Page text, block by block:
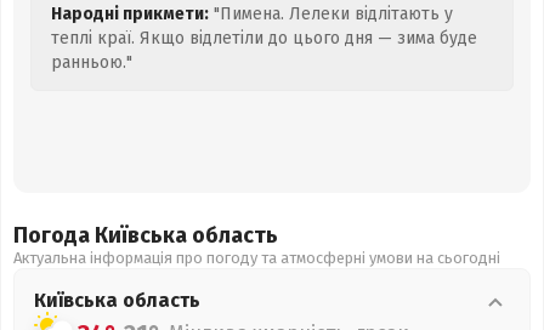
Народні прикмети: "Пимена. Лелеки відлітають у
теплі краї. Якщо відлетіли до цього дня — зима буде
ранньою."
Погода Київська область
Актуальна інформація про погоду та атмосферні умови на сьогодні
Київська область